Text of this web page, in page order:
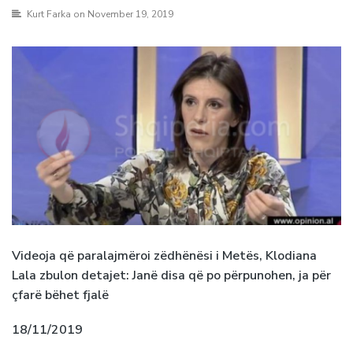
Kurt Farka on November 19, 2019
Videoja që paralajmëroi zëdhënësi i Metës, Klodiana
Lala zbulon detajet: Janë disa që po përpunohen, ja për
çfarë bëhet fjalë
18/11/2019